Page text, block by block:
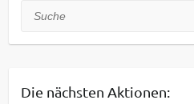
Suche
Die nächsten Aktionen: